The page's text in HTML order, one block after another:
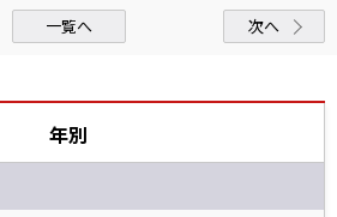
一覧へ 次へ
年別